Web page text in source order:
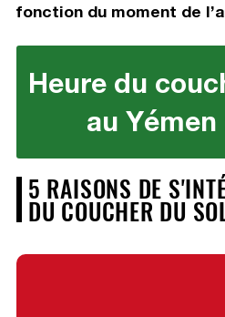
fonction du moment de
Heure du
au Yémen
5 RAISONS DE
DU COUCHER DU